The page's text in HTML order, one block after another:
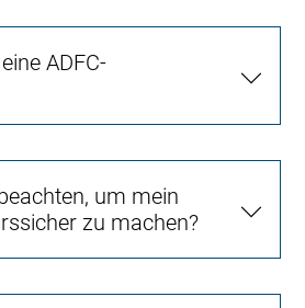
ADFC-
um mein
zu machen?